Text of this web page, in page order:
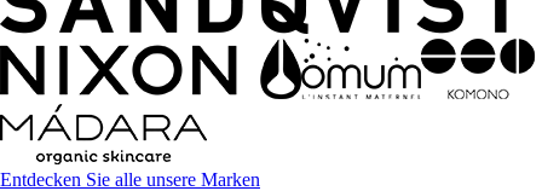
Entdecken Sie alle unsere Marken